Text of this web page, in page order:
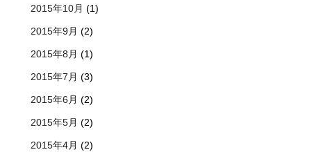
2015年10月 (1)
2015年9月 (2)
2015年8月 (1)
2015年7月 (3)
2015年6月 (2)
2015年5月 (2)
2015年4月 (2)